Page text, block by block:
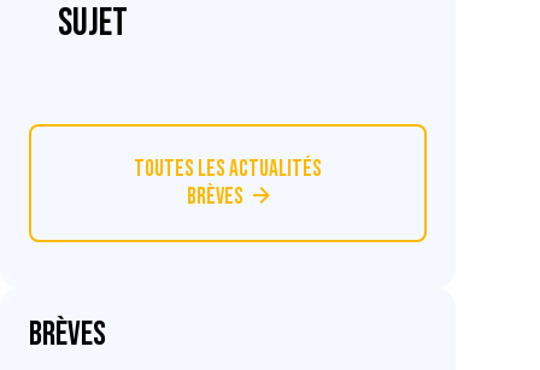
sujet
Toutes les actualités
Brèves
Brèves